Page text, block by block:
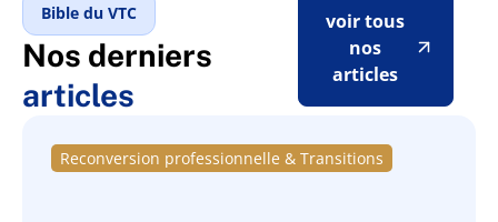
Bible du VTC
Nos derniers
articles
voir tous
nos
articles
Reconversion professionnelle & Transitions